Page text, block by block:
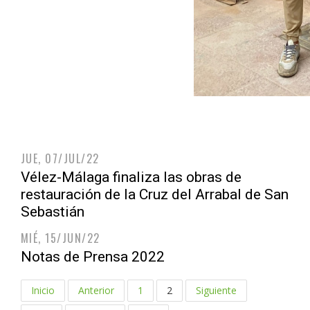
JUE, 07/JUL/22
Vélez-Málaga finaliza las obras de
restauración de la Cruz del Arrabal de San
Sebastián
MIÉ, 15/JUN/22
Notas de Prensa 2022
Inicio Anterior 1 2
Siguiente